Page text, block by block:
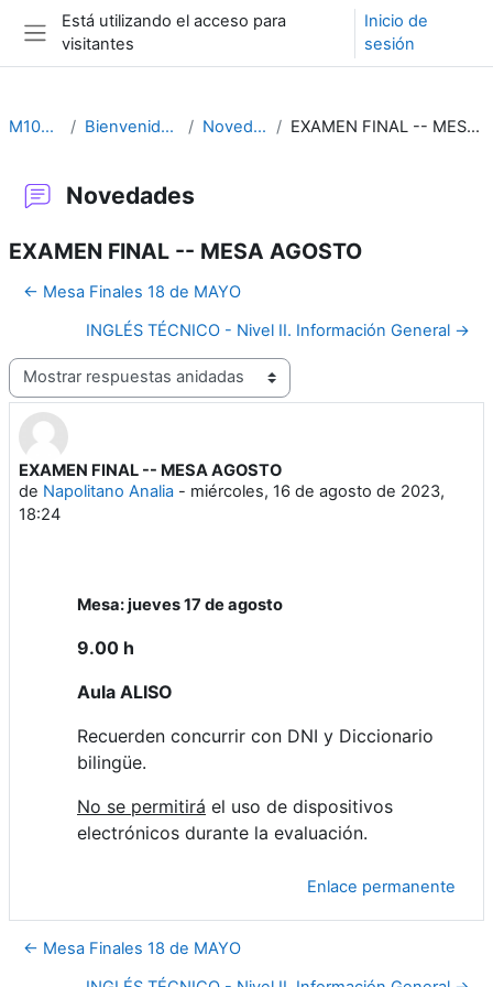
Salta al contenido principal
Panel lateral
Está utilizando el acceso para
visitantes
Inicio de
sesión
M1082-F Bienvenida 2026 Novedades EXAMEN FINAL -- MESA AGOSTO
Novedades
EXAMEN FINAL -- MESA AGOSTO
← Mesa Finales 18 de MAYO
INGLÉS TÉCNICO - Nivel II. Información General →
Mostrar modo
EXAMEN FINAL -- MESA AGOSTO
de Napolitano Analia - miércoles, 16 de agosto de 2023,
18:24
Número de respuestas: 0
Mesa: jueves 17 de agosto
9.00 h
Aula ALISO
Recuerden concurrir con DNI y Diccionario
bilingüe.
No se permitirá el uso de dispositivos
electrónicos durante la evaluación.
Enlace permanente
← Mesa Finales 18 de MAYO